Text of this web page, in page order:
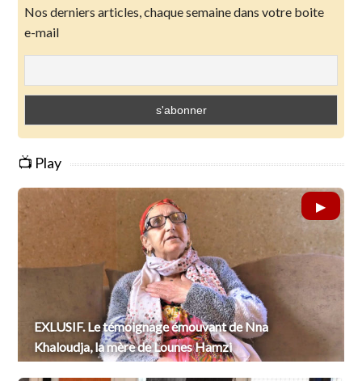
Nos derniers articles, chaque semaine dans votre boite
e-mail
📺 Play
EXLUSIF. Le témoignage émouvant de Nna
Khaloudja, la mère de Lounes Hamzi